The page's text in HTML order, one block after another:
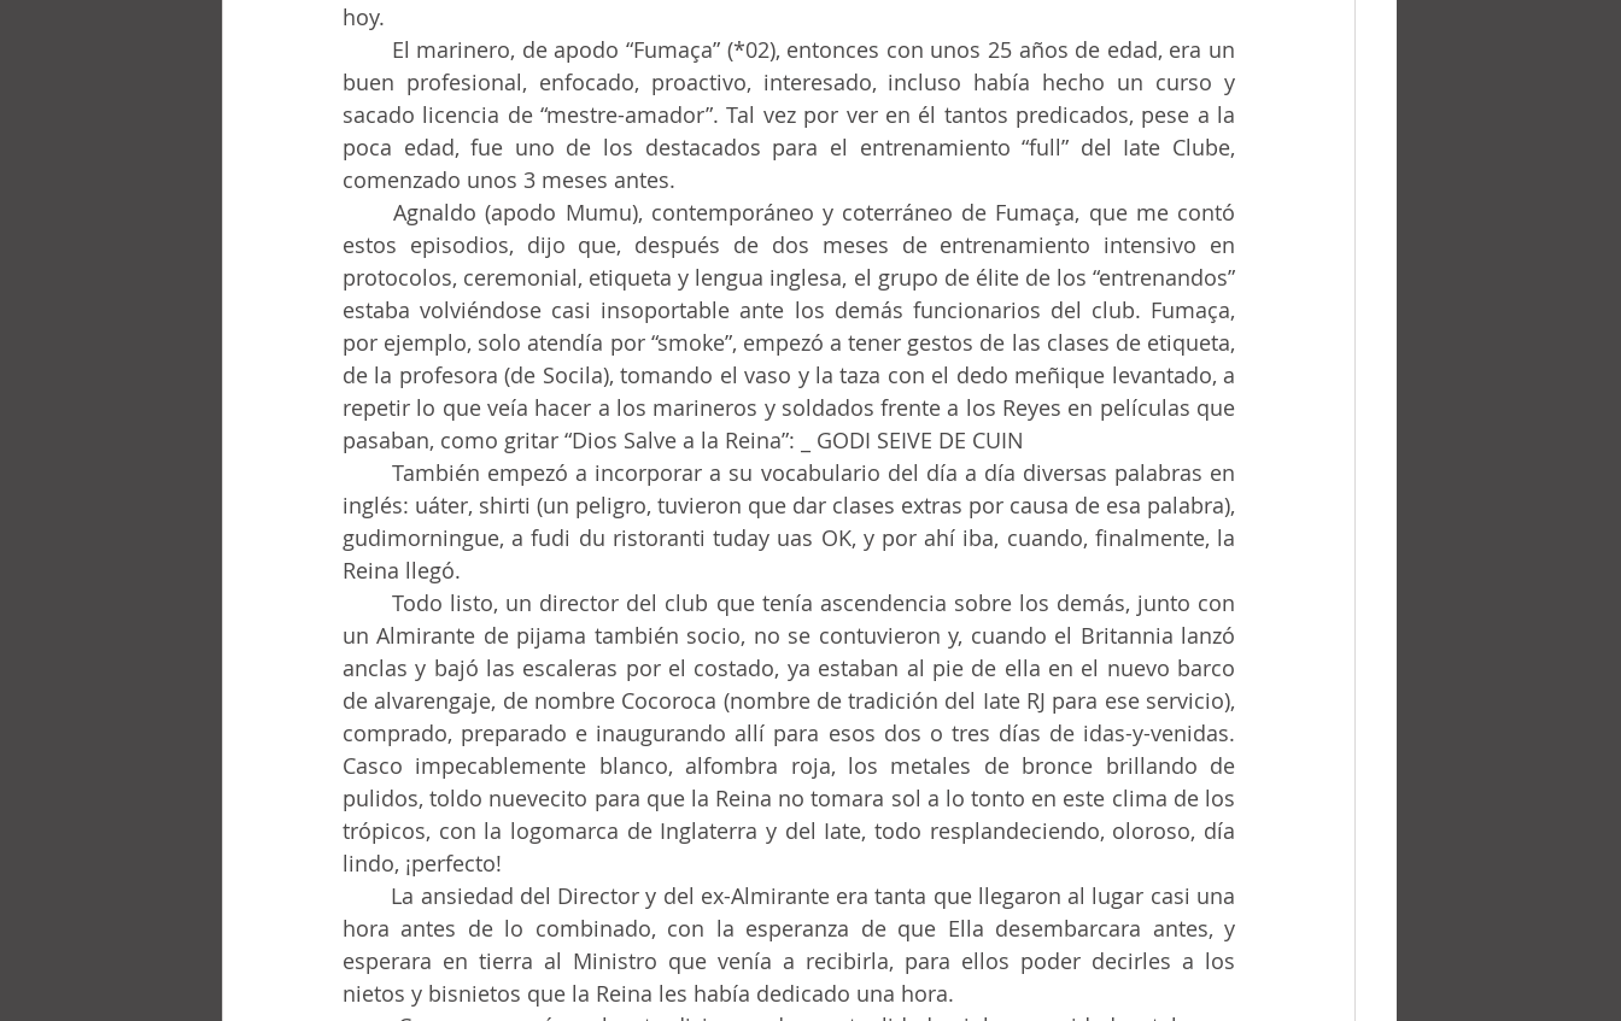
hoy.
buen profesional, enfocado, proactivo, interesado, incluso había hecho un curso y
sacado licencia de “mestre-amador”. Tal vez por ver en él tantos predicados, pese a la
poca edad, fue uno de los destacados para el entrenamiento “full” del Iate Clube,
comenzado unos 3 meses antes.
	Agnaldo (apodo Mumu), contemporáneo y coterráneo de Fumaça, que me contó
estos episodios, dijo que, después de dos meses de entrenamiento intensivo en
protocolos, ceremonial, etiqueta y lengua inglesa, el grupo de élite de los “entrenandos”
estaba volviéndose casi insoportable ante los demás funcionarios del club. Fumaça,
por ejemplo, solo atendía por “smoke”, empezó a tener gestos de las clases de etiqueta,
de la profesora (de Socila), tomando el vaso y la taza con el dedo meñique levantado, a
repetir lo que veía hacer a los marineros y soldados frente a los Reyes en películas que
pasaban, como gritar “Dios Salve a la Reina”: _ GODI SEIVE DE CUIN
	También empezó a incorporar a su vocabulario del día a día diversas palabras en
inglés: uáter, shirti (un peligro, tuvieron que dar clases extras por causa de esa palabra),
gudimorningue, a fudi du ristoranti tuday uas OK, y por ahí iba, cuando, finalmente, la
Reina llegó.
	Todo listo, un director del club que tenía ascendencia sobre los demás, junto con
un Almirante de pijama también socio, no se contuvieron y, cuando el Britannia lanzó
anclas y bajó las escaleras por el costado, ya estaban al pie de ella en el nuevo barco
de alvarengaje, de nombre Cocoroca (nombre de tradición del Iate RJ para ese servicio),
comprado, preparado e inaugurando allí para esos dos o tres días de idas-y-venidas.
Casco impecablemente blanco, alfombra roja, los metales de bronce brillando de
pulidos, toldo nuevecito para que la Reina no tomara sol a lo tonto en este clima de los
trópicos, con la logomarca de Inglaterra y del Iate, todo resplandeciendo, oloroso, día
lindo, ¡perfecto!
hora antes de lo combinado, con la esperanza de que Ella desembarcara antes, y
esperara en tierra al Ministro que venía a recibirla, para ellos poder decirles a los
nietos y bisnietos que la Reina les había dedicado una hora.